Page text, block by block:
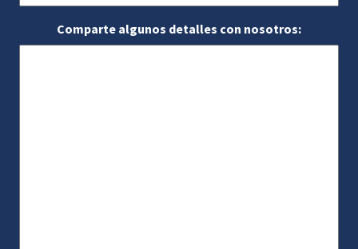
Comparte algunos detalles con nosotros: